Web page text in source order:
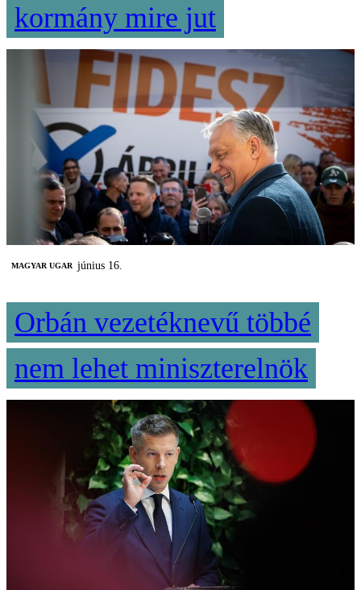
kormány mire jut
MAGYAR UGAR június 16.
Orbán vezetéknevű többé
nem lehet miniszterelnök